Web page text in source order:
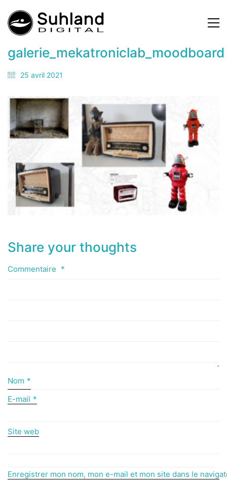
galerie_mekatroniclab_moodboard
25 avril 2021
Share your thoughts
Commentaire *
Nom *
E-mail *
Site web
Enregistrer mon nom, mon e-mail et mon site dans le